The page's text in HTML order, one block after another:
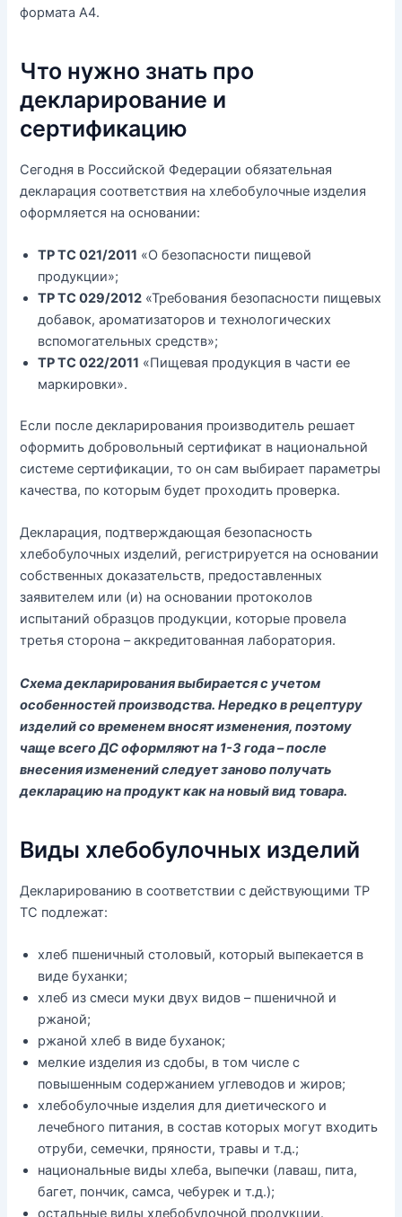
формата А4.
Что нужно знать про
декларирование и
сертификацию
Сегодня в Российской Федерации обязательная
декларация соответствия на хлебобулочные изделия
оформляется на основании:
ТР ТС 021/2011 «О безопасности пищевой
продукции»;
ТР ТС 029/2012 «Требования безопасности пищевых
добавок, ароматизаторов и технологических
вспомогательных средств»;
ТР ТС 022/2011 «Пищевая продукция в части ее
маркировки».
Если после декларирования производитель решает
оформить добровольный сертификат в национальной
системе сертификации, то он сам выбирает параметры
качества, по которым будет проходить проверка.
Декларация, подтверждающая безопасность
хлебобулочных изделий, регистрируется на основании
собственных доказательств, предоставленных
заявителем или (и) на основании протоколов
испытаний образцов продукции, которые провела
третья сторона – аккредитованная лаборатория.
Схема декларирования выбирается с учетом
особенностей производства. Нередко в рецептуру
изделий со временем вносят изменения, поэтому
чаще всего ДС оформляют на 1-3 года – после
внесения изменений следует заново получать
декларацию на продукт как на новый вид товара.
Виды хлебобулочных изделий
Декларированию в соответствии с действующими ТР
ТС подлежат:
хлеб пшеничный столовый, который выпекается в
виде буханки;
хлеб из смеси муки двух видов – пшеничной и
ржаной;
ржаной хлеб в виде буханок;
мелкие изделия из сдобы, в том числе с
повышенным содержанием углеводов и жиров;
хлебобулочные изделия для диетического и
лечебного питания, в состав которых могут входить
отруби, семечки, пряности, травы и т.д.;
национальные виды хлеба, выпечки (лаваш, пита,
багет, пончик, самса, чебурек и т.д.);
остальные виды хлебобулочной продукции.